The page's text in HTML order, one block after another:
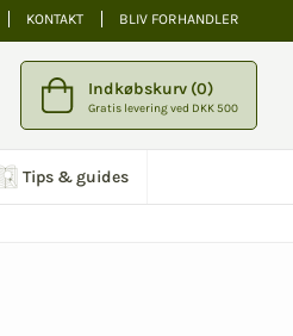
KONTAKT BLIV FORHANDLER
Indkøbskurv (0)
Gratis levering ved DKK 500
Tips & guides